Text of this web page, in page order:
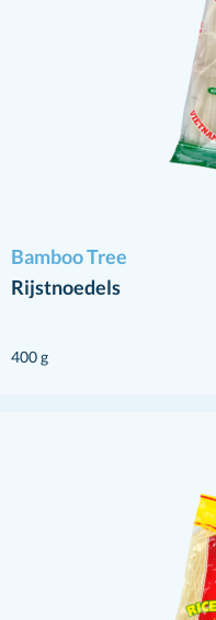
Bamboo Tree
Rijstnoedels
400 g